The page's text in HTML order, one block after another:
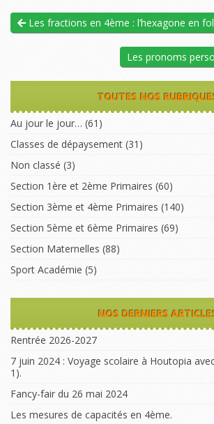
Les fractions en 4ème : l’hexagone en
Les pronoms
TOUTES NOS
Au jour le jour… (61)
Classes de dépaysement (31)
Non classé (3)
Section 1ère et 2ème Primaires (60)
Section 3ème et 4ème Primaires (140)
Section 5ème et 6ème Primaires (69)
Section Maternelles (88)
Sport Académie (5)
NOS DERNIERS
Rentrée 2026-2027
7 juin 2024 : Voyage scolaire à Houtopia
1).
Fancy-fair du 26 mai 2024
Les mesures de capacités en 4ème.